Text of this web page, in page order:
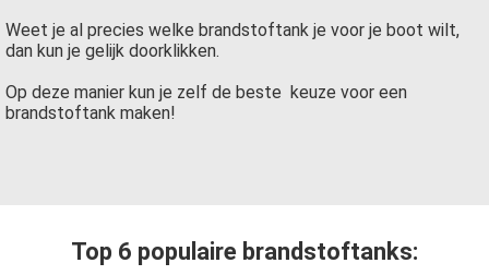
Weet je al precies welke brandstoftank je voor je boot wilt,
dan kun je gelijk doorklikken.
Op deze manier kun je zelf de beste keuze voor een
brandstoftank maken!
Top 6 populaire brandstoftanks: